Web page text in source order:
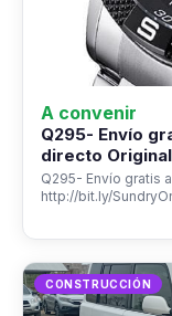
A convenir
Q295- Envío
directo
Q295- Envío gratis
http://bit.ly/
CONSTRUCCIÓN